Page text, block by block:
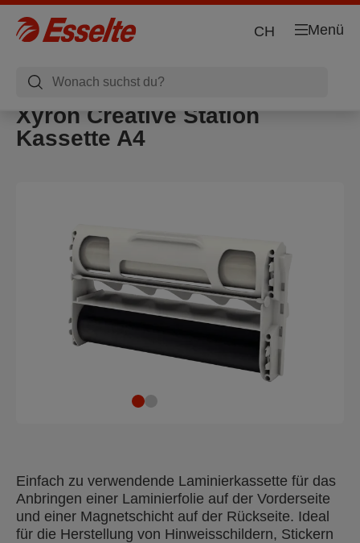
Menü
CH
Xyron Creative Station
Kassette A4
Einfach zu verwendende Laminierkassette für das
Anbringen einer Laminierfolie auf der Vorderseite
und einer Magnetschicht auf der Rückseite. Ideal
für die Herstellung von Hinweisschildern, Stickern